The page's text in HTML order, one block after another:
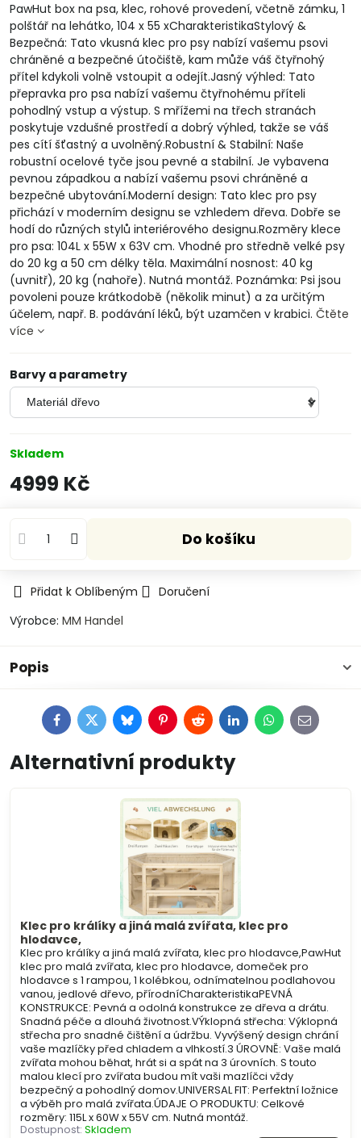
PawHut box na psa, klec, rohové provedení, včetně zámku, 1
polštář na lehátko, 104 x 55 xCharakteristikaStylový &
Bezpečná: Tato vkusná klec pro psy nabízí vašemu psovi
chráněné a bezpečné útočiště, kam může váš čtyřnohý
přítel kdykoli volně vstoupit a odejít.Jasný výhled: Tato
přepravka pro psa nabízí vašemu čtyřnohému příteli
pohodlný vstup a výstup. S mřížemi na třech stranách
poskytuje vzdušné prostředí a dobrý výhled, takže se váš
pes cítí šťastný a uvolněný.Robustní & Stabilní: Naše
robustní ocelové tyče jsou pevné a stabilní. Je vybavena
pevnou západkou a nabízí vašemu psovi chráněné a
bezpečné ubytování.Moderní design: Tato klec pro psy
přichází v moderním designu se vzhledem dřeva. Dobře se
hodí do různých stylů interiérového designu.Rozměry klece
pro psa: 104L x 55W x 63V cm. Vhodné pro středně velké psy
do 20 kg a 50 cm délky těla. Maximální nosnost: 40 kg
(uvnitř), 20 kg (nahoře). Nutná montáž. Poznámka: Psi jsou
povoleni pouze krátkodobě (několik minut) a za určitým
účelem, např. B. podávání léků, být uzamčen v krabici. Čtěte
více
Barvy a parametry
Skladem
4999 Kč
Do košíku
Přidat k Oblíbeným
Doručení
Výrobce: MM Handel
Popis
FacebookTwitterBlueskyPinterestRedditLinkedInWhatsApp
E-
mail
Alternativní produkty
Klec pro králíky a jiná malá zvířata, klec pro
hlodavce,
Klec pro králíky a jiná malá zvířata, klec pro hlodavce,PawHut
klec pro malá zvířata, klec pro hlodavce, domeček pro
hlodavce s 1 rampou, 1 kolébkou, odnímatelnou podlahovou
vanou, jedlové dřevo, přírodníCharakteristikaPEVNÁ
KONSTRUKCE: Pevná a odolná konstrukce ze dřeva a drátu.
Snadná péče a dlouhá životnost.VÝklopná střecha: Výklopná
střecha pro snadné čištění a údržbu. Vyvýšený design chrání
vaše mazlíčky před chladem a vlhkostí.3 ÚROVNĚ: Vaše malá
zvířata mohou běhat, hrát si a spát na 3 úrovních. S touto
malou klecí pro zvířata budou mít vaši mazlíčci vždy
bezpečný a pohodlný domov.UNIVERSAL FIT: Perfektní ložnice
a výběh pro malá zvířata.ÚDAJE O PRODUKTU: Celkové
rozměry: 115L x 60W x 55V cm. Nutná montáž.
Dostupnost: Skladem